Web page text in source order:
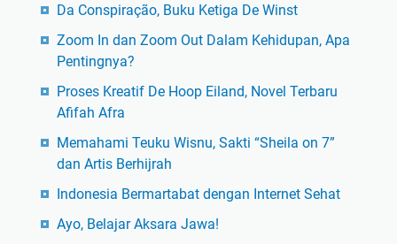
Da Conspiração, Buku Ketiga De Winst
Zoom In dan Zoom Out Dalam Kehidupan, Apa
Pentingnya?
Proses Kreatif De Hoop Eiland, Novel Terbaru
Afifah Afra
Memahami Teuku Wisnu, Sakti “Sheila on 7”
dan Artis Berhijrah
Indonesia Bermartabat dengan Internet Sehat
Ayo, Belajar Aksara Jawa!